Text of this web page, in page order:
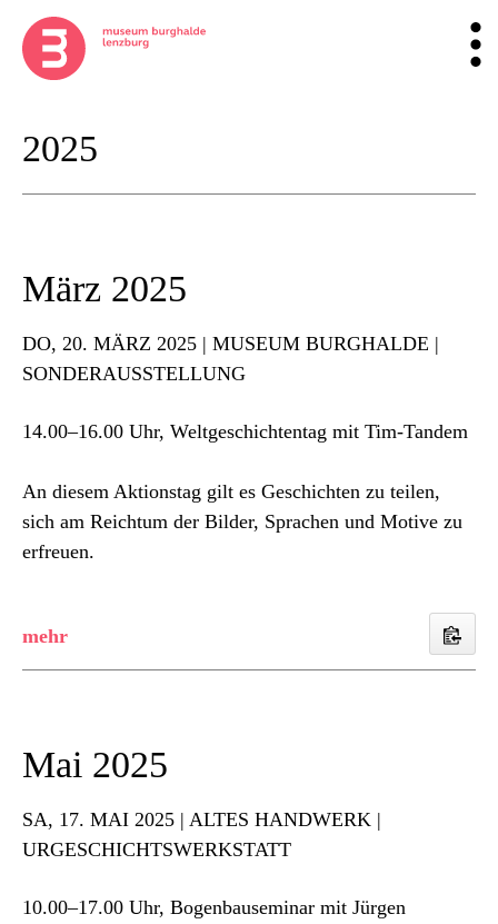
2025
März 2025
DO, 20. MÄRZ 2025 | MUSEUM BURGHALDE |
SONDERAUSSTELLUNG
14.00–16.00 Uhr, Weltgeschichtentag mit Tim-Tandem
An diesem Aktionstag gilt es Geschichten zu teilen,
sich am Reichtum der Bilder, Sprachen und Motive zu
erfreuen.
Mai 2025
SA, 17. MAI 2025 | ALTES HANDWERK |
URGESCHICHTSWERKSTATT
10.00–17.00 Uhr, Bogenbauseminar mit Jürgen